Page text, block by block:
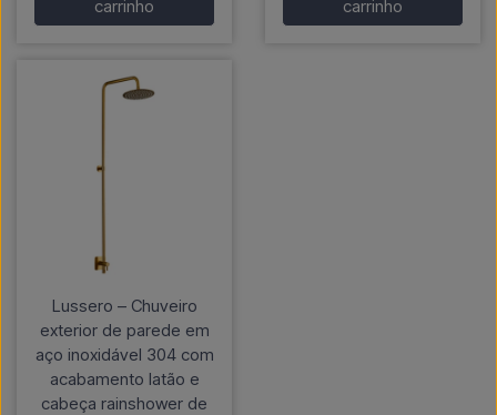
carrinho
carrinho
Lussero – Chuveiro
exterior de parede em
aço inoxidável 304 com
acabamento latão e
cabeça rainshower de